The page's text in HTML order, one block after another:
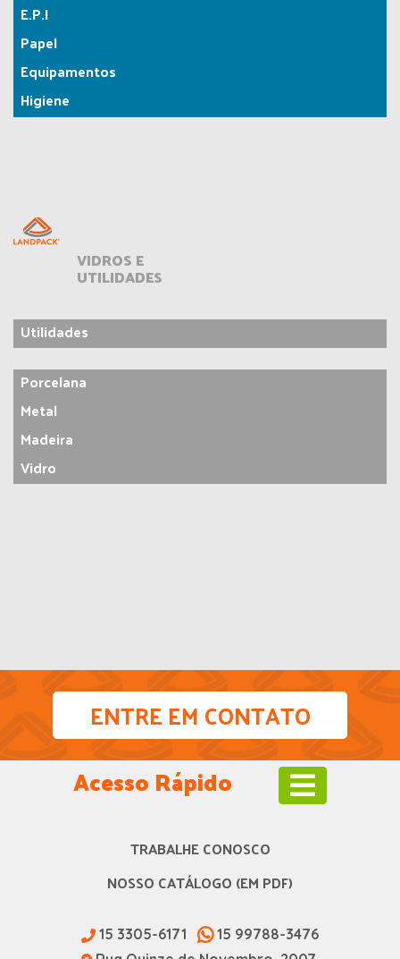
E.P.I
Papel
Equipamentos
Higiene
VIDROS E
UTILIDADES
Utilidades
Porcelana
Metal
Madeira
Vidro
ENTRE EM CONTATO
Acesso Rápido
TRABALHE CONOSCO
NOSSO CATÁLOGO (EM PDF)
15 3305-6171
15 99788-3476